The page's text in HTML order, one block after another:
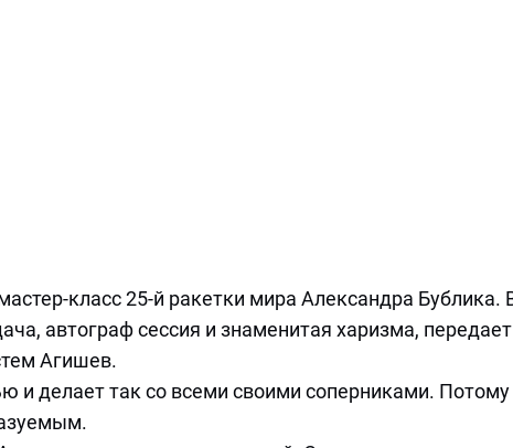
класс 25-й ракетки мира Александра Бублика.
автограф сессия и знаменитая харизма, передает
Агишев.
делает так со всеми своими соперниками. Потому